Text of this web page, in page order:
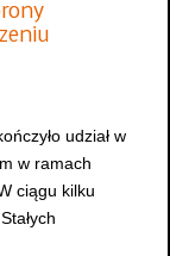
udział w
w ramach
ciągu kilku